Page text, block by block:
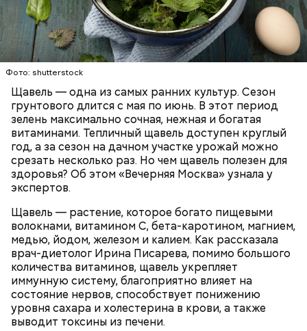
Фото: shutterstock
Щавель — одна из самых ранних культур. Сезон
грунтового длится с мая по июнь. В этот период
зелень максимально сочная, нежная и богатая
витаминами. Тепличный щавель доступен круглый
год, а за сезон на дачном участке урожай можно
срезать несколько раз. Но чем щавель полезен для
здоровья? Об этом «Вечерняя Москва» узнала у
экспертов.
Щавель — растение, которое богато пищевыми
волокнами, витамином С, бета-каротином, магнием,
медью, йодом, железом и калием. Как рассказала
врач-диетолог Ирина Писарева, помимо большого
количества витаминов, щавель укрепляет
иммунную систему, благоприятно влияет на
состояние нервов, способствует понижению
уровня сахара и холестерина в крови, а также
выводит токсины из печени.
Опасность же щавеля состоит в том, что он
содержит большое количество щавелевой кислоты,
которая может способствовать образованию
ЗДОРОВЬЕ ВРАЧИ
РАСТЕНИЯ
ПРОДУКТЫ